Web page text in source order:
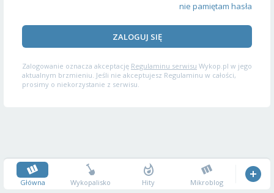
nie pamiętam hasła
ZALOGUJ SIĘ
Zalogowanie oznacza akceptację Regulaminu serwisu Wykop.pl w jego
aktualnym brzmieniu. Jeśli nie akceptujesz Regulaminu w całości,
prosimy o niekorzystanie z serwisu.
Główna Wykopalisko Hity Mikroblog